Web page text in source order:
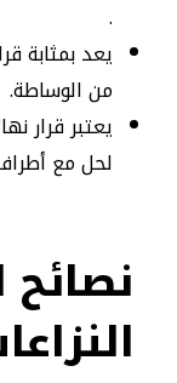
.
يعد بمثابة
من الوساطة.
يعتبر قرار
لحل مع